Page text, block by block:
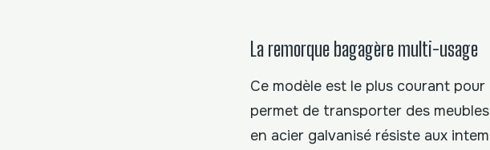
La remorque bagagère multi-usage
Ce modèle est le plus courant
permet de transporter des
en acier galvanisé résiste aux